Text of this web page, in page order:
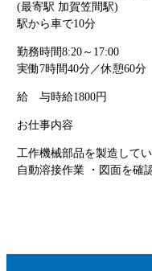
(最寄駅 加賀笠間駅)
駅から車で10分
勤務時間8:20～17:00
実働7時間40分／休憩60分
給 与時給1800円
お仕事内容
工作機械部品を製造して
自動溶接作業 ・図面を確